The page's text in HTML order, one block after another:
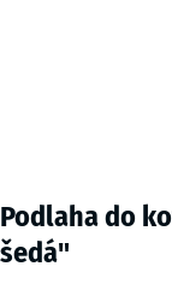
Podlaha do
šedá"